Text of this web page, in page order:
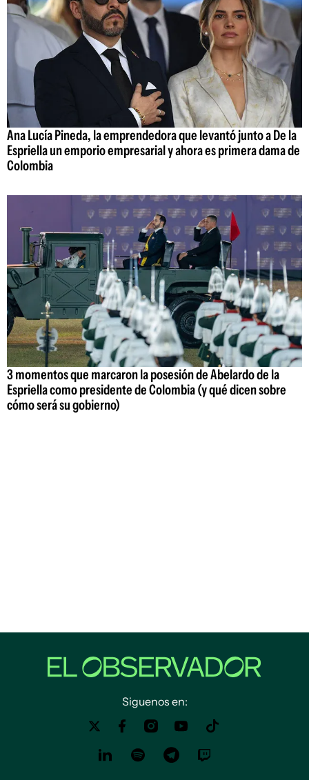
Ana Lucía Pineda, la emprendedora que levantó junto a De la
Espriella un emporio empresarial y ahora es primera dama de
Colombia
3 momentos que marcaron la posesión de Abelardo de la
Espriella como presidente de Colombia (y qué dicen sobre
cómo será su gobierno)
Siguenos en: